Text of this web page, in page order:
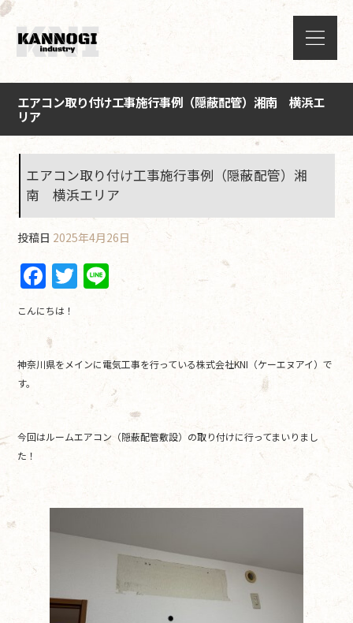
エアコン取り付け工事施行事例（隠蔽配管）湘南 横浜エ
リア
エアコン取り付け工事施行事例（隠蔽配管）湘
南 横浜エリア
投稿日 2025年4月26日
F
a
c
e
b
o
k
T
w
er
Li
こんにちは！
神奈川県をメインに電気工事を行っている株式会社KNI（ケーエヌアイ）で
す。
今回はルームエアコン（隠蔽配管敷設）の取り付けに行ってまいりまし
た！